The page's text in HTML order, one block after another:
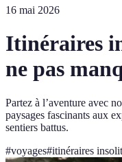
16 mai 2026
Itinéraires
ne pas
Partez à l’aventure avec
paysages fascinants aux
sentiers battus.
#voyages#itinéraires